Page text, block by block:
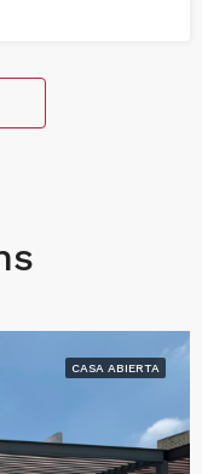
CASA ABIERTA